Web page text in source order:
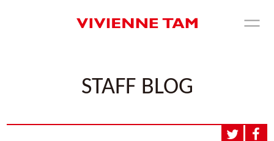
STAFF BLOG